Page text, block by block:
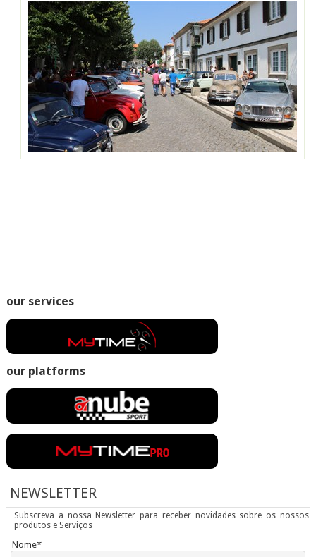
our services
our platforms
NEWSLETTER
Subscreva a nossa Newsletter para receber novidades sobre os nossos
produtos e Serviços
Nome*